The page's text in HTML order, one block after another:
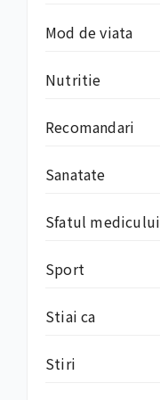
Mod de viata
Nutritie
Recomandari
Sanatate
Sfatul medicului
Sport
Stiai ca
Stiri